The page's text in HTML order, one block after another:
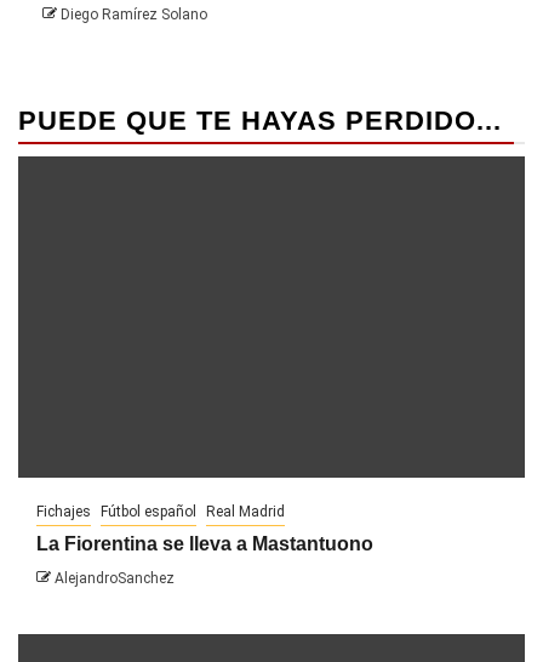
Diego Ramírez Solano
PUEDE QUE TE HAYAS PERDIDO...
Fichajes Fútbol español Real Madrid
La Fiorentina se lleva a Mastantuono
AlejandroSanchez